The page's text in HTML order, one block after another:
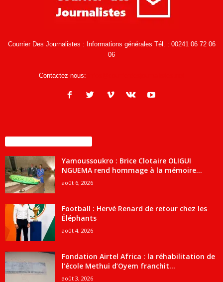
Courrier Des Journalistes : Informations générales Tél. : 00241 06 72 06
06
Contactez-nous:
Yamoussoukro : Brice Clotaire OLIGUI
NGUEMA rend hommage à la mémoire...
août 6, 2026
Football : Hervé Renard de retour chez les
Éléphants
août 4, 2026
Fondation Airtel Africa : la réhabilitation de
l’école Methui d’Oyem franchit...
août 3, 2026